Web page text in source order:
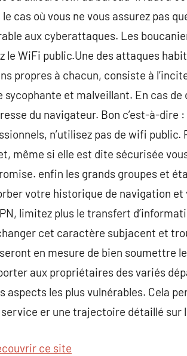
cas où vous ne vous assurez pas
aux cyberattaques. Les
WiFi public.Une des attaques
propres à chacun, consiste à
sycophante et malveillant. En cas
du navigateur. Bon c’est-à-dire
n’utilisez pas de wifi public.
même si elle est dite sécurisée
enfin les grands groupes et
votre historique de navigation et
limitez plus le transfert
cet caractère subjacent et
en mesure de bien soumettre
aux propriétaires des variés
aspects les plus vulnérables. Cela
er une trajectoire détaillé
ce site